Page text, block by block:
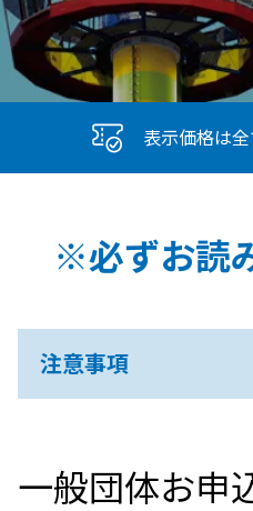
表示価格は全
※必ずお読
注意事項
一般団体お申